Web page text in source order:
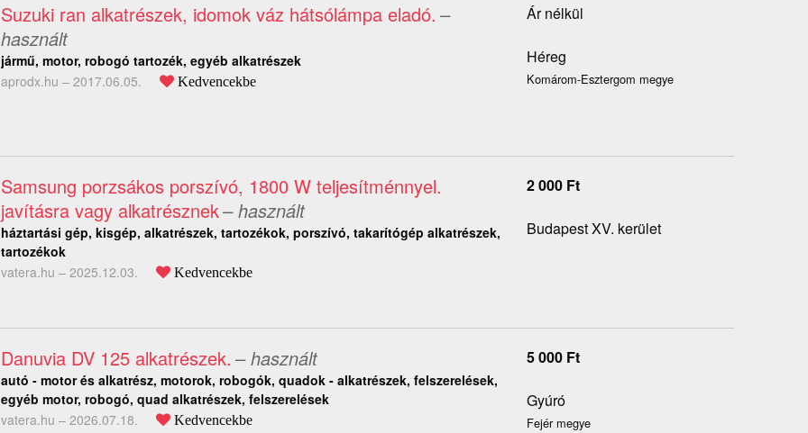
Suzuki ran alkatrészek, idomok váz hátsólámpa eladó. –
használt
jármű, motor, robogó tartozék, egyéb alkatrészek
aprodx.hu – 2017.06.05. Kedvencekbe
Ár nélkül
Héreg
Komárom-Esztergom megye
Samsung porzsákos porszívó, 1800 W teljesítménnyel.
javításra vagy alkatrésznek– használt
háztartási gép, kisgép, alkatrészek, tartozékok, porszívó, takarítógép alkatrészek,
tartozékok
vatera.hu – 2025.12.03. Kedvencekbe
2 000 Ft
Budapest XV. kerület
Danuvia DV 125 alkatrészek. – használt
autó - motor és alkatrész, motorok, robogók, quadok - alkatrészek, felszerelések,
egyéb motor, robogó, quad alkatrészek, felszerelések
vatera.hu – 2026.07.18. Kedvencekbe
5 000 Ft
Gyúró
Fejér megye